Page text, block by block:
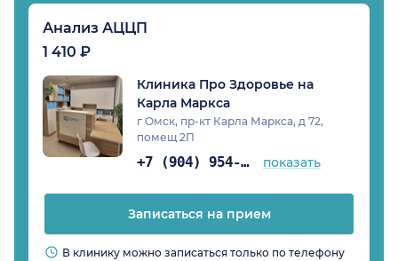
Анализ АЦЦП
1 410 ₽
Клиника Про Здоровье на
Карла Маркса
г Омск, пр-кт Карла Маркса, д 72,
помещ 2П
+7 (904) 954-05-68 показать
Записаться на прием
В клинику можно записаться только по телефону